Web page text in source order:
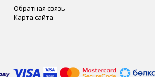
Обратная связь
Карта сайта